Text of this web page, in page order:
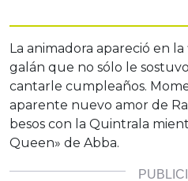
La animadora apareció en
galán que no sólo le
cantarle cumpleaños.
aparente nuevo amor de
besos con la Quintrala
Queen» de Abba.